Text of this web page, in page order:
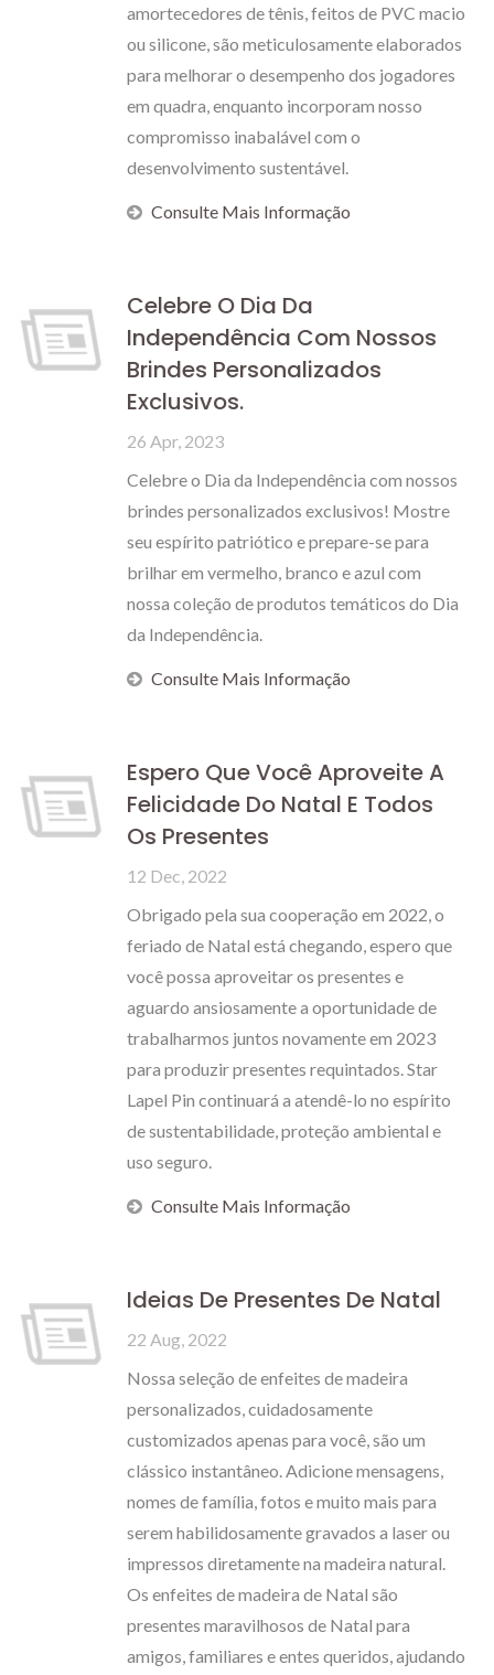
amortecedores de tênis, feitos de PVC macio
ou silicone, são meticulosamente elaborados
para melhorar o desempenho dos jogadores
em quadra, enquanto incorporam nosso
compromisso inabalável com o
desenvolvimento sustentável.
Consulte Mais Informação
Celebre O Dia Da
Independência Com Nossos
Brindes Personalizados
Exclusivos.
26 Apr, 2023
Celebre o Dia da Independência com nossos
brindes personalizados exclusivos! Mostre
seu espírito patriótico e prepare-se para
brilhar em vermelho, branco e azul com
nossa coleção de produtos temáticos do Dia
da Independência.
Consulte Mais Informação
Espero Que Você Aproveite A
Felicidade Do Natal E Todos
Os Presentes
12 Dec, 2022
Obrigado pela sua cooperação em 2022, o
feriado de Natal está chegando, espero que
você possa aproveitar os presentes e
aguardo ansiosamente a oportunidade de
trabalharmos juntos novamente em 2023
para produzir presentes requintados. Star
Lapel Pin continuará a atendê-lo no espírito
de sustentabilidade, proteção ambiental e
uso seguro.
Consulte Mais Informação
Ideias De Presentes De Natal
22 Aug, 2022
Nossa seleção de enfeites de madeira
personalizados, cuidadosamente
customizados apenas para você, são um
clássico instantâneo. Adicione mensagens,
nomes de família, fotos e muito mais para
serem habilidosamente gravados a laser ou
impressos diretamente na madeira natural.
Os enfeites de madeira de Natal são
presentes maravilhosos de Natal para
amigos, familiares e entes queridos, ajudando